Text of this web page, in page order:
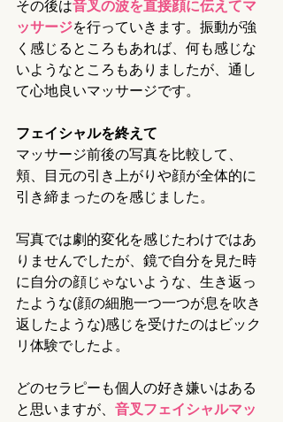
その後は音叉の波を直接顔に伝えてマ
ッサージを行っていきます。振動が強
く感じるところもあれば、何も感じな
いようなところもありましたが、通し
て心地良いマッサージです。
フェイシャルを終えて
マッサージ前後の写真を比較して、
頬、目元の引き上がりや顔が全体的に
引き締まったのを感じました。
写真では劇的変化を感じたわけではあ
りませんでしたが、鏡で自分を見た時
に自分の顔じゃないような、生き返っ
たような(顔の細胞一つ一つが息を吹き
返したような)感じを受けたのはビック
リ体験でしたよ。
どのセラピーも個人の好き嫌いはある
と思いますが、 音叉フェイシャルマッ